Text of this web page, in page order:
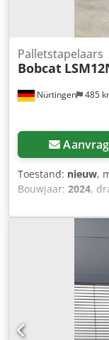
Nürtingen 485
Palletstapelaars
Bobcat
Toestand: nieuw,
Bouwjaar: 2024,
,
elektrisch,
batterijspanning:
Serienummer: